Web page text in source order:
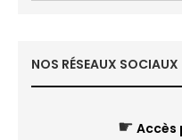
NOS RÉSEAUX SOCIAUX
☛ Accès